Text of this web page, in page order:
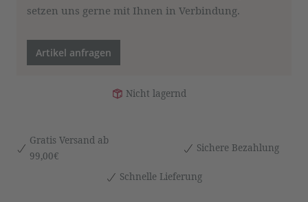
setzen uns gerne mit Ihnen in Verbindung.
Artikel anfragen
Nicht lagernd
Gratis Versand ab
99,00€
Sichere Bezahlung
Schnelle Lieferung